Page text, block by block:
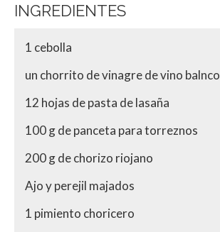
INGREDIENTES
1 cebolla
un chorrito de vinagre de vino balnco
12 hojas de pasta de lasaña
100 g de panceta para torreznos
200 g de chorizo riojano
Ajo y perejil majados
1 pimiento choricero